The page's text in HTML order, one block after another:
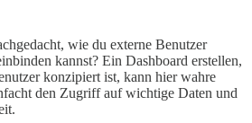
wie du externe Benutzer
kannst? Ein Dashboard erstellen,
konzipiert ist, kann hier wahre
den Zugriff auf wichtige Daten und